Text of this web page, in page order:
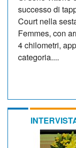
successo di
Court nella
Femmes, con
4 chilometri,
categoria....